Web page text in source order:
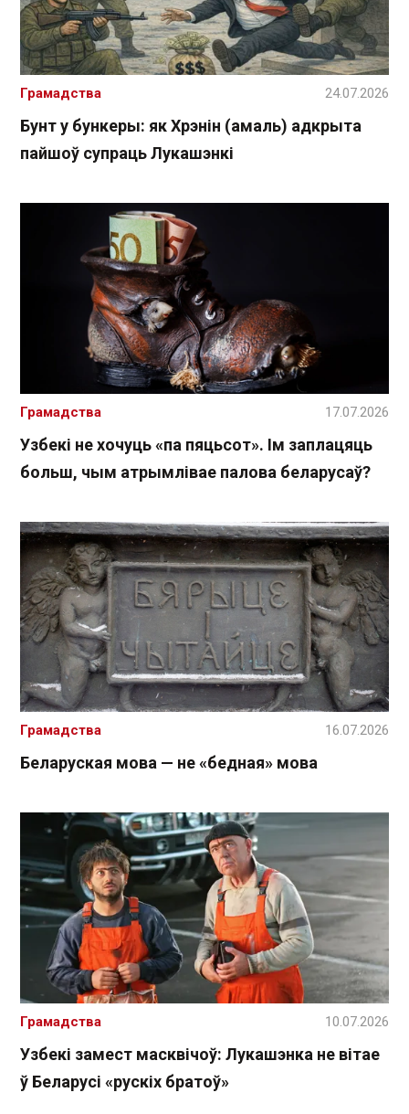
Бунт у бункеры: як Хрэнін (амаль) адкрыта
пайшоў супраць Лукашэнкі
Грамадства 24.07.2026
Узбекі не хочуць «па пяцьсот». Ім заплацяць
больш, чым атрымлівае палова беларусаў?
Грамадства 17.07.2026
Беларуская мова — не «бедная» мова
Грамадства 16.07.2026
Узбекі замест масквічоў: Лукашэнка не вітае
ў Беларусі «рускіх братоў»
Грамадства 10.07.2026